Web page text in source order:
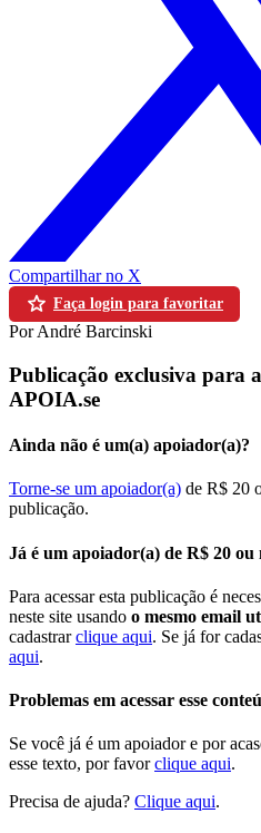
Compartilhar no X
Faça login para favoritar
Por André Barcinski
Publicação exclusiva para
APOIA.se
Ainda não é um(a) apoiador(a)?
Torne-se um apoiador(a) de R$ 20
publicação.
Já é um apoiador(a) de R$ 20 ou
Para acessar esta publicação é
neste site usando o mesmo email
cadastrarclique aqui. Se já for
aqui.
Problemas em acessar esse
Se você já é um apoiador e por
esse texto, por favorclique aqui.
Precisa de ajuda? Clique aqui.